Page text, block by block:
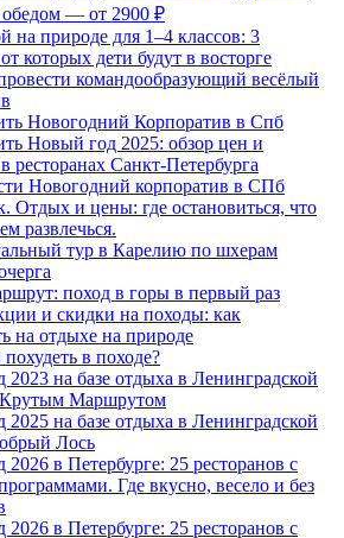
обедом — от 2900 ₽
на природе для 1–4 классов: 3
которых дети будут в восторге
командообразующий весёлый
Новогодний Корпоратив в Спб
Новый год 2025: обзор цен и
ресторанах Санкт-Петербурга
Новогодний корпоратив в СПб
Отдых и цены: где остановиться, что
развлечься.
тур в Карелию по шхерам
поход в горы в первый раз
и скидки на походы: как
на отдыхе на природе
в походе?
на базе отдыха в Ленинградской
Крутым Маршрутом
на базе отдыха в Ленинградской
Лось
в Петербурге: 25 ресторанов с
Где вкусно, весело и без
в Петербурге: 25 ресторанов с